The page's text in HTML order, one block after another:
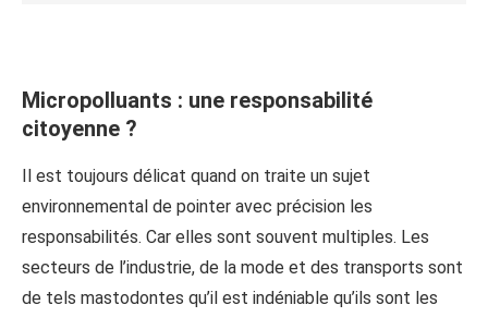
Micropolluants : une responsabilité
citoyenne ?
Il est toujours délicat quand on traite un sujet
environnemental de pointer avec précision les
responsabilités. Car elles sont souvent multiples. Les
secteurs de l’industrie, de la mode et des transports sont
de tels mastodontes qu’il est indéniable qu’ils sont les